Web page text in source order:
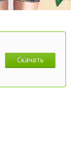
Скачать